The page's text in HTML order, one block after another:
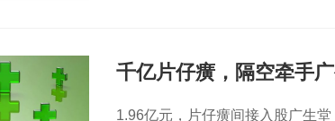
千亿片仔癀，隔空牵手
1.96亿元，片仔癀间接入股广生堂